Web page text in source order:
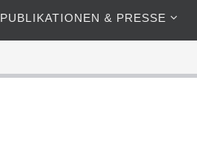
PUBLIKATIONEN & PRESSE